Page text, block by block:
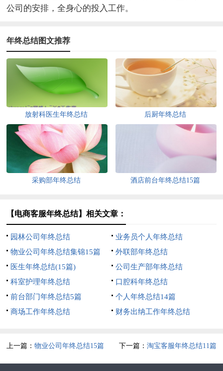
公司的安排，全身心的投入工作。
年终总结图文推荐
放射科医生年终总结 后厨年终总结
采购部年终总结 酒店前台年终总结15篇
【电商客服年终总结】相关文章：
园林公司年终总结
业务员个人年终总结
物业公司年终总结集锦15篇
外联部年终总结
医生年终总结(15篇)
公司生产部年终总结
科室护理年终总结
口腔科年终总结
前台部门年终总结5篇
个人年终总结14篇
商场工作年终总结
财务出纳工作年终总结
上一篇：物业公司年终总结15篇 下一篇： 淘宝客服年终总结11篇